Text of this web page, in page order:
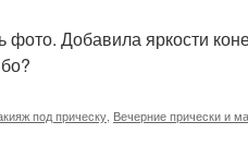
Добавила яркости
под прическу Вечерние прически и